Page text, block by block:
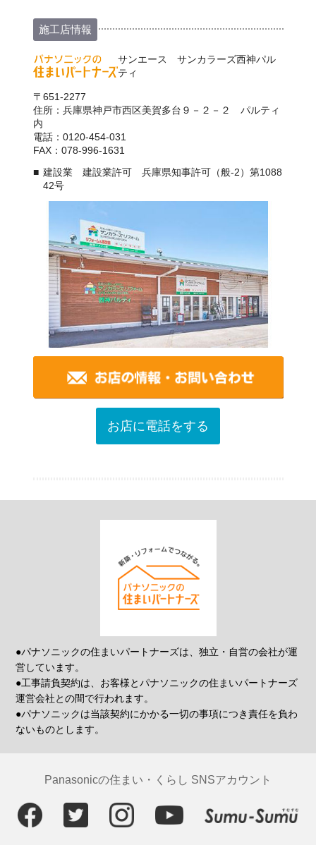
施工店情報
サンエース サンカラーズ西神パル
ティ
〒651-2277
住所：兵庫県神戸市西区美賀多台９－２－２ パルティ
内
電話：0120-454-031
FAX：078-996-1631
建設業 建設業許可 兵庫県知事許可（般-2）第1088
42号
お店に電話をする
●パナソニックの住まいパートナーズは、独立・自営の会社が運
営しています。
●工事請負契約は、お客様とパナソニックの住まいパートナーズ
運営会社との間で行われます。
●パナソニックは当該契約にかかる一切の事項につき責任を負わ
ないものとします。
Panasonicの住まい・くらし SNSアカウント